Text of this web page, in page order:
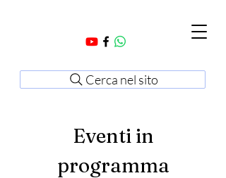
Cerca nel sito
Eventi in
programma